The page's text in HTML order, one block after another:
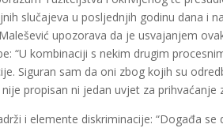
slučajeva u posljednjih godinu dana i
upozorava da je usvajanjem
“U kombinaciji s nekim drugim
Siguran sam da oni zbog kojih su
propisan ni jedan uvjet za prihvaćanje
i elemente diskriminacije: “Događa se